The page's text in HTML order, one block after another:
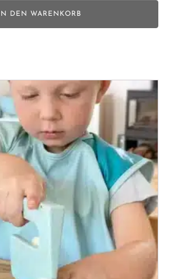
IN DEN WARENKORB